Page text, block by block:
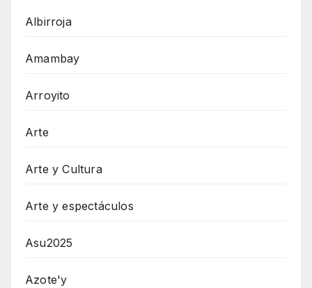
Albirroja
Amambay
Arroyito
Arte
Arte y Cultura
Arte y espectáculos
Asu2025
Azote'y